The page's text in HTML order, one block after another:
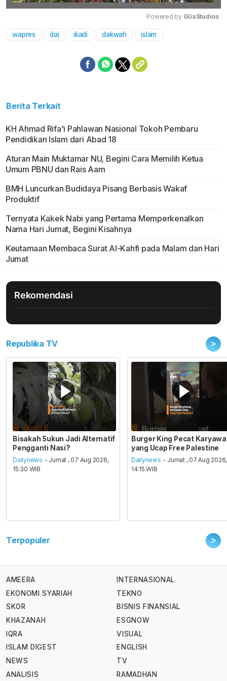
Powered by GliaStudios
wapres dai ikadi dakwah islam
Berita Terkait
KH Ahmad Rifa'i Pahlawan Nasional Tokoh Pembaru
Pendidikan Islam dari Abad 18
Aturan Main Muktamar NU, Begini Cara Memilih Ketua
Umum PBNU dan Rais Aam
BMH Luncurkan Budidaya Pisang Berbasis Wakaf
Produktif
Ternyata Kakek Nabi yang Pertama Memperkenalkan
Nama Hari Jumat, Begini Kisahnya
Keutamaan Membaca Surat Al-Kahfi pada Malam dan Hari
Jumat
Rekomendasi
Republika TV >
Bisakah Sukun Jadi Alternatif
Pengganti Nasi?
Dailynews - Jumat , 07 Aug 2026,
15:30 WIB
Burger King Pecat
yang Ucap Free Palestine
Dailynews - Jumat , 07 Aug 2026,
14:15 WIB
Terpopuler >
AMEERA
EKONOMI SYARIAH
SKOR
KHAZANAH
IQRA
ISLAM DIGEST
NEWS
ANALISIS
INTERNASIONAL
TEKNO
BISNIS FINANSIAL
ESGNOW
VISUAL
ENGLISH
TV
RAMADHAN